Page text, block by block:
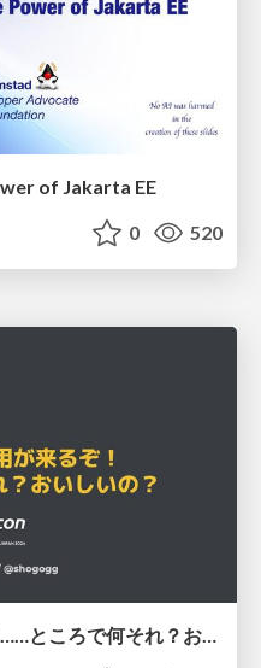
of Jakarta EE
0 520
PHP に部分適用が来るぞ！……ところで何それ？おいしいの？ #phpcon / phpcon-2026